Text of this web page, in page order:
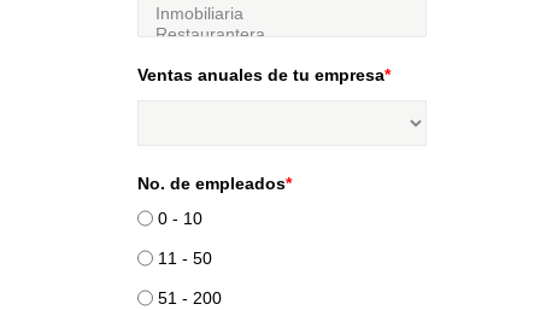
Ventas anuales de tu empresa*
No. de empleados*
0 - 10
11 - 50
51 - 200